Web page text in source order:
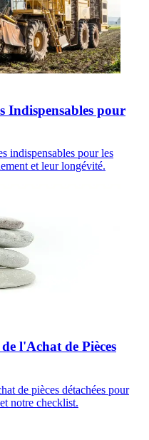
Indispensables pour
indispensables pour les
et leur longévité.
l'Achat de Pièces
de pièces détachées pour
notre checklist.